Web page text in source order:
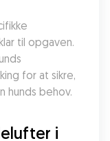
til opgaven.
for at sikre,
hunds behov.
i